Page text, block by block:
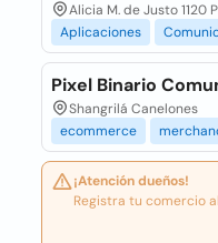
Alicia M. de Justo 1120
Aplicaciones
Pixel Binario
Shangrilá Canelones
ecommerce
¡Atención dueños!
Registra tu comercio